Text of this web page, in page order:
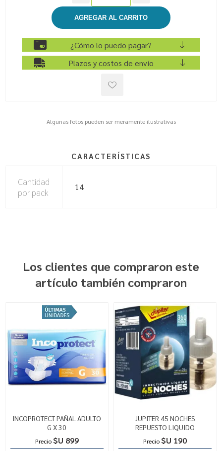
¿Cómo lo puedo pagar?
Plazos y costos de envío
Algunas fotos pueden ser meramente ilustrativas
CARACTERÍSTICAS
Cantidad
por pack
14
Los clientes que compraron este
artículo también compraron
INCOPROTECT PAÑAL ADULTO
G X 30
Precio $U 899
JUPITER 45 NOCHES
REPUESTO LIQUIDO
Precio $U 190